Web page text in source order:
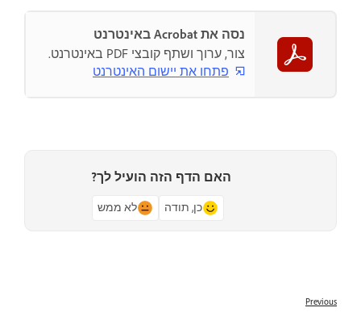
נסה את Acrobat באינטרנט
צור, ערוך ושתף קובצי PDF באינטרנט.
פתחו את יישום האינטרנט
האם הדף הזה הועיל לך?
כן, תודה לא ממש
Previous